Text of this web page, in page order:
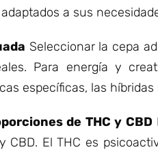
a sus
Seleccionar la cepa
Para energía y
específicas, las
de THC y CBD
CBD. El THC es